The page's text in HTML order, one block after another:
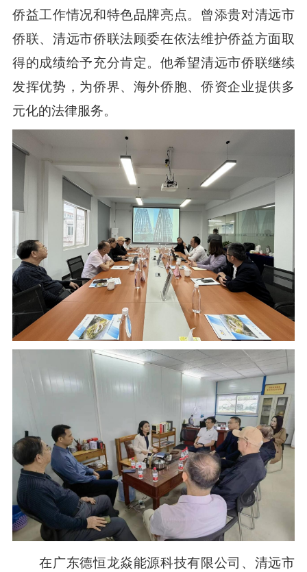
侨益工作情况和特色品牌亮点。曾添贵对清远市
侨联、清远市侨联法顾委在依法维护侨益方面取
得的成绩给予充分肯定。他希望清远市侨联继续
发挥优势，为侨界、海外侨胞、侨资企业提供多
元化的法律服务。
在广东德恒龙焱能源科技有限公司、清远市